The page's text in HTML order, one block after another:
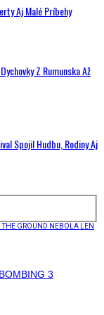
Aj Malé Príbehy
Z Rumunska Až
Spojil Hudbu, Rodiny Aj
GROUND NEBOLA LEN